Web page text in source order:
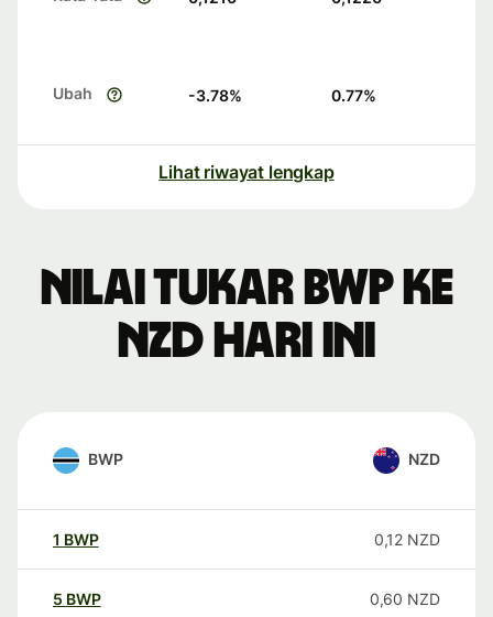
Ubah -3.78% 0.77%
Lihat riwayat lengkap
Nilai tukar BWP ke
NZD hari ini
BWP NZD
1 BWP 0,12 NZD
5 BWP 0,60 NZD